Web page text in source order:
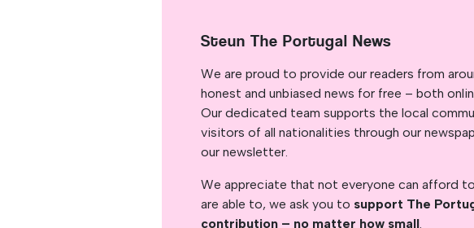
Steun The Portugal News
We are proud to provide our readers from
honest and unbiased news for free – both
Our dedicated team supports the local
visitors of all nationalities through our
our newsletter.
We appreciate that not everyone can afford
are able to, we ask you to support The
contribution – no matter how small.